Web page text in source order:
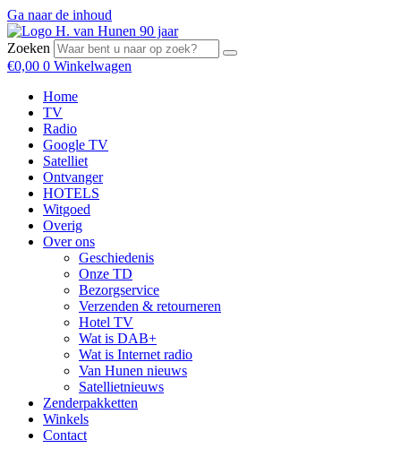
Ga naar de inhoud
Zoeken
€0,00 0 Winkelwagen
Home
TV
Radio
Google TV
Satelliet
Ontvanger
HOTELS
Witgoed
Overig
Over ons
Geschiedenis
Onze TD
Bezorgservice
Verzenden & retourneren
Hotel TV
Wat is DAB+
Wat is Internet radio
Van Hunen nieuws
Satellietnieuws
Zenderpakketten
Winkels
Contact